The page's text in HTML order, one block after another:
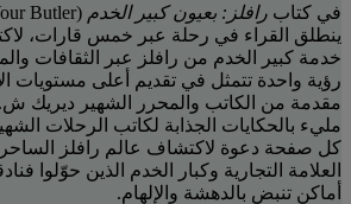
في كتاب رافلز: بعيون كبير الخدم
ينطلق القراء في رحلة عبر خمس قارات،
خدمة كبير الخدم من رافلز عبر الثقافات
رؤية واحدة تتمثل في تقديم أعلى مستويات
مقدمة من الكاتب والمحرر الشهير ديريك
مليء بالحكايات الجذابة لكاتب الرحلات
كل صفحة دعوة لاكتشاف عالم رافلز الساحر،
العلامة التجارية وكبار الخدم الذين حوّلوا
أماكن تنبض بالدهشة والإلهام.